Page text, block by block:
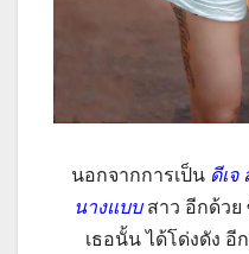
นอกจากการเป็น ดีเจ
นางแบบสาว อีกด้วย
เธอนั้น ได้โด่งดัง อี